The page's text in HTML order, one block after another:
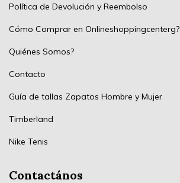
Política de Devolución y Reembolso
Cómo Comprar en Onlineshoppingcenterg?
Quiénes Somos?
Contacto
Guía de tallas Zapatos Hombre y Mujer
Timberland
Nike Tenis
Contactános